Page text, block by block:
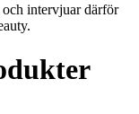
intervjuar därför